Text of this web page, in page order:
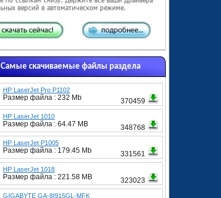
Самые скачиваемые файлы раздела
HP LaserJet Pro P1102
Размер файла : 232 Mb 370459
HP LaserJet 1010
Размер файла : 64.47 MB 348768
HP LaserJet P1005
Размер файла : 179.45 Mb 331561
HP LaserJet 1018
Размер файла : 221.58 MB 323023
GIGABYTE GA-8I915GL-MFK